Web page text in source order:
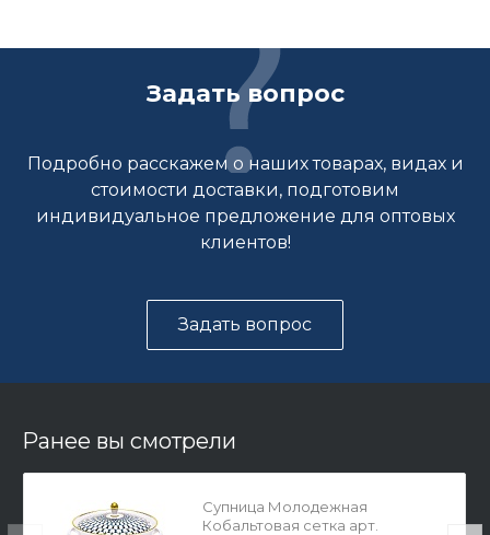
Задать вопрос
Подробно расскажем о наших товарах, видах и
стоимости доставки, подготовим
индивидуальное предложение для оптовых
клиентов!
Задать вопрос
Ранее вы смотрели
Супница Молодежная
Кобальтовая сетка арт.